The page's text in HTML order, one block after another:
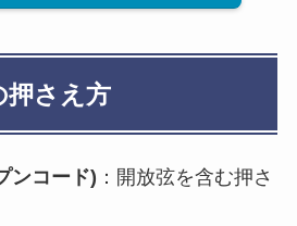
押さえ方
ンコード) ：開放弦を含む押さ